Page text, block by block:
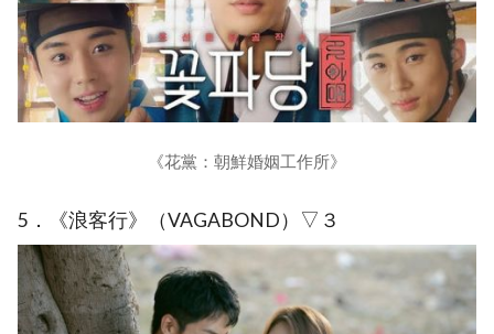
《花黨：朝鮮婚姻工作所》
5．《浪客行》（VAGABOND）▽３